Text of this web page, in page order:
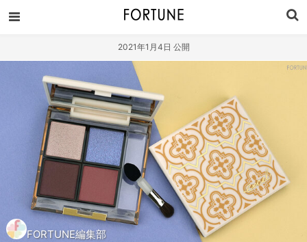
2021年1月4日 公開
FORTUNE編集部